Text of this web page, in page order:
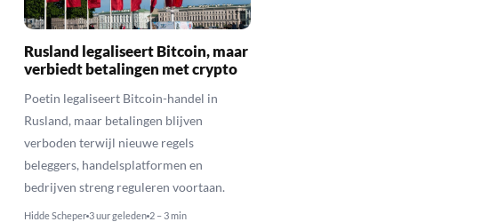
Rusland legaliseert Bitcoin, maar
verbiedt betalingen met crypto
Poetin legaliseert Bitcoin-handel in
Rusland, maar betalingen blijven
verboden terwijl nieuwe regels
beleggers, handelsplatformen en
bedrijven streng reguleren voortaan.
Hidde Scheper 3 uur geleden 2 – 3 min